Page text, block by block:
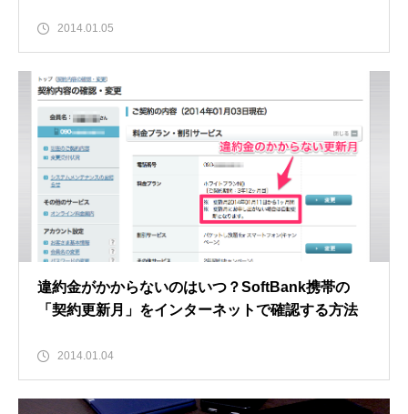
2014.01.05
違約金がかからないのはいつ？SoftBank携帯の
「契約更新月」をインターネットで確認する方法
2014.01.04